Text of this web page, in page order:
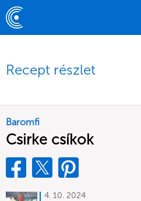
Recept részlet
Baromfi
Csirke csíkok
4. 10. 2024